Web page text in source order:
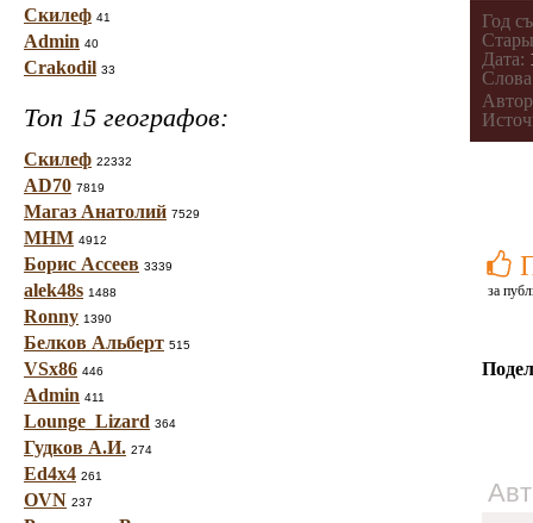
Скилеф 41
Admin 40
Crakodil 33
Топ 15 географов:
Скилеф 22332
AD70 7819
Магаз Анатолий 7529
МНМ 4912
Борис Ассеев 3339
alek48s 1488
Ronny 1390
Белков Альберт 515
VSx86 446
Admin 411
Lounge_Lizard 364
Гудков А.И. 274
Ed4x4 261
OVN 237
Год
Дата:
за